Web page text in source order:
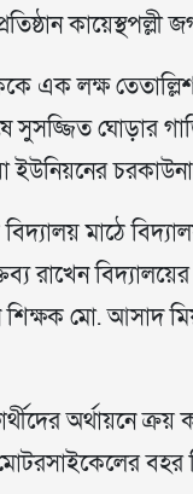
এক লক্ষ
সুসজ্জিত ঘোড়ার
ইউনিয়নের
মাঠে
রাখেন
মো. আসাদ
বহর